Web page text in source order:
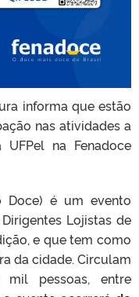
informa que estão
nas atividades a
na Fenadoce
Doce) é um evento
Lojistas de
e que tem como
da cidade. Circulam
pessoas, entre